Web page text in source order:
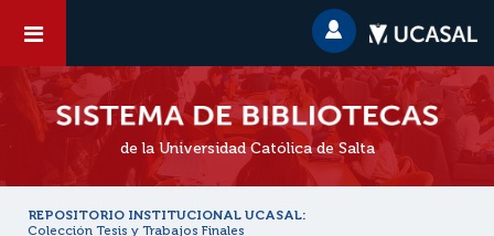
de la Universidad Católica de Salta
REPOSITORIO INSTITUCIONAL UCASAL:
Colección Tesis y Trabajos Finales